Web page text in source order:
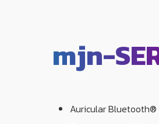
mjn-
Auricular Bluetooth®